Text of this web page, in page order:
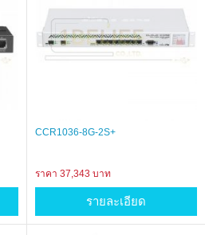
CCR1036-8G-2S+
ราคา 37,343 บาท
รายละเอียด